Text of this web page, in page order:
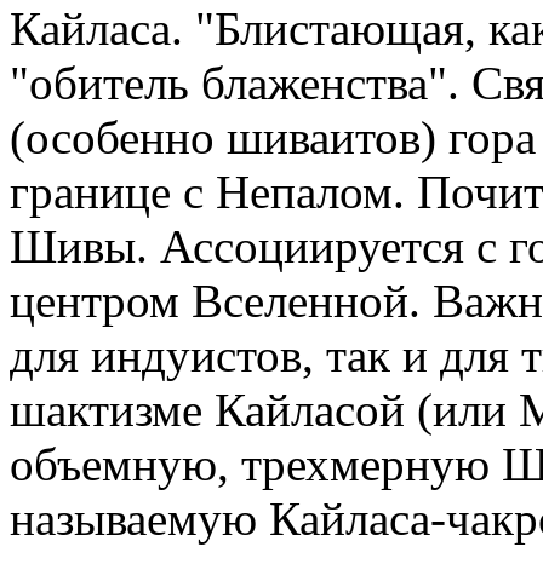
Кайласа. "Блистающая,
"обитель блаженства".
(особенно шиваитов)
границе с Непалом.
Шивы. Ассоциируется с
центром Вселенной.
для индуистов, так и для
шактизме Кайласой (или
объемную, трехмерную
называемую Кайласа-